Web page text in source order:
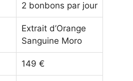
2 bonbons par jour
Extrait d’Orange
Sanguine Moro
149 €